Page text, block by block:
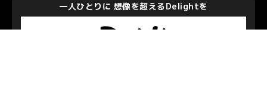
エレクトロニクスの進化に挑戦し発展して社